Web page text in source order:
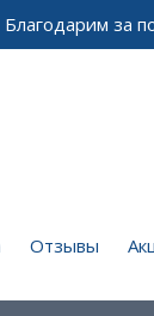
за
Отзывы